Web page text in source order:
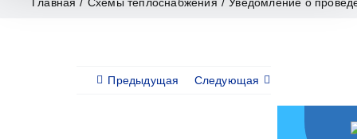
Предыдущая Следующая